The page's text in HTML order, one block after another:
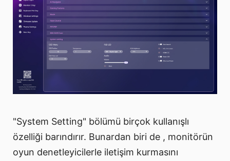
"System Setting" bölümü birçok kullanışlı
özelliği barındırır. Bunardan biri de , monitörün
oyun denetleyicilerle iletişim kurmasını